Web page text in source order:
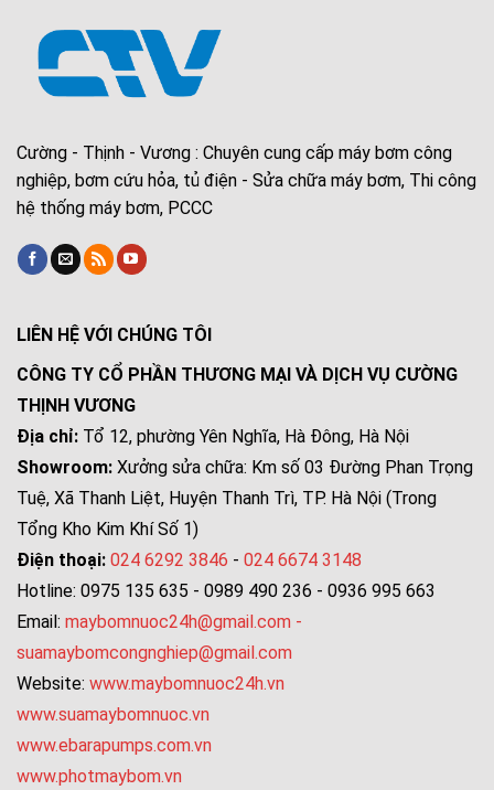
Cường - Thịnh - Vương : Chuyên cung cấp máy bơm công
nghiệp, bơm cứu hỏa, tủ điện - Sửa chữa máy bơm, Thi công
hệ thống máy bơm, PCCC
LIÊN HỆ VỚI CHÚNG TÔI
CÔNG TY CỔ PHẦN THƯƠNG MẠI VÀ DỊCH VỤ CƯỜNG
THỊNH VƯƠNG
Địa chỉ: Tổ 12, phường Yên Nghĩa, Hà Đông, Hà Nội
Showroom: Xưởng sửa chữa: Km số 03 Đường Phan Trọng
Tuệ, Xã Thanh Liệt, Huyện Thanh Trì, TP. Hà Nội (Trong
Tổng Kho Kim Khí Số 1)
Điện thoại: 024 6292 3846 - 024 6674 3148
Hotline: 0975 135 635 - 0989 490 236 - 0936 995 663
Email: maybomnuoc24h@gmail.com -
suamaybomcongnghiep@gmail.com
Website: www.maybomnuoc24h.vn
www.suamaybomnuoc.vn
www.ebarapumps.com.vn
www.photmaybom.vn